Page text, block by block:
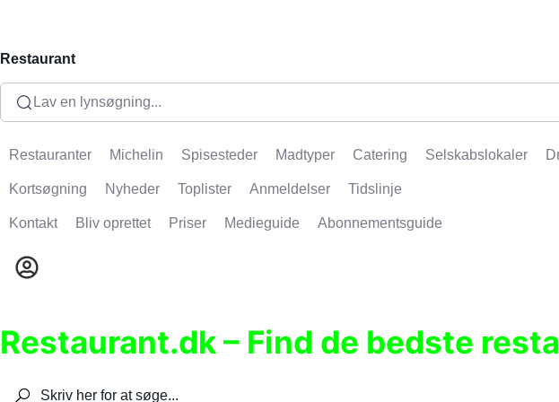
Restaurant
Lav en lynsøgning...
Restauranter Michelin Spisesteder Madtyper Catering Selskabslokaler
Kortsøgning Nyheder Toplister Anmeldelser Tidslinje
Kontakt Bliv oprettet Priser Medieguide Abonnementsguide
Restaurant.dk – Find de bedste